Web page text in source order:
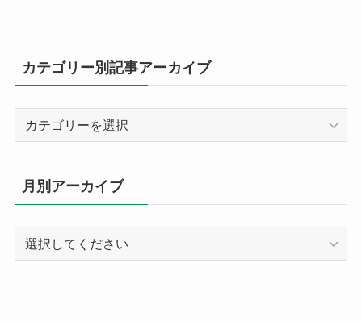
カテゴリー別記事アーカイブ
リ
ー
記
事
月別アーカイブ